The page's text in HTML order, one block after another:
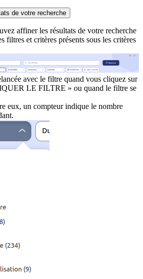
de votre recherche
affiner les résultats de votre recherche
filtres et critères présents sous les critères
avec le filtre quand vous cliquez sur
LE FILTRE » ou quand le filtre se
eux, un compteur indique le nombre